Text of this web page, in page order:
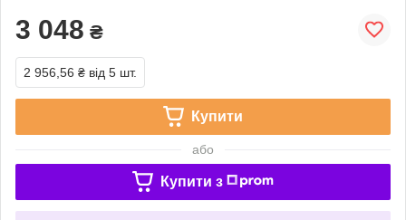
3 048 ₴
2 956,56 ₴ від 5 шт.
Купити
або
Купити з